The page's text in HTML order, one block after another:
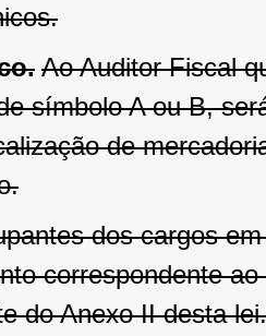
Ao Auditor Fiscal
símbolo A ou B,
de
dos cargos
correspondente
do Anexo II desta lei.